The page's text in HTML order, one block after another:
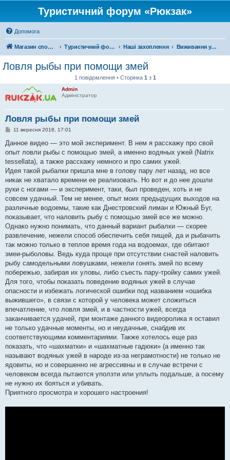
Туристичний форум «Рюкзак»
Допомога
Магазин спорядження Туристичний форум «Рюкзак» Наші захоплення Виживання у дикій природі
Ловля рыбы при помощи змей
1 повідомлення • Сторінка 1 з 1
Admin
Адміністратор
Ловля рыбы при помощи змей
П
в
д
о
л
е
н
я
11 вересня 2018, 17:01
Данное видео — это мой эксперимент. В нем я расскажу про свой
опыт ловли рыбы с помощью змей, а именно водяных ужей (Natrix
tessellata), а также расскажу немного и про самих ужей.
Идея такой рыбалки пришла мне в голову пару лет назад, но все
никак не хватало времени ее реализовать. Но вот и до нее дошли
руки с ногами — и эксперимент, таки, был проведен, хоть и не
совсем удачный. Тем не менее, опыт моих предыдущих выходов на
различные водоемы, такие как Днестровский лиман и Южный Буг,
показывает, что наловить рыбу с помощью змей все же можно.
Однако нужно понимать, что данный вариант рыбалки — скорее
развлечение, нежели способ обеспечить себя пищей, да и рыбачить
так можно только в теплое время года на водоемах, где обитают
змеи-рыболовы. Ведь куда проще при отсутствии снастей наловить
рыбу самодельными ловушками, нежели гонять змей по всему
побережью, забирая их уловы, либо съесть пару-тройку самих ужей.
Для того, чтобы показать поведение водяных ужей в случае
опасности и избежать логической ошибки под названием «ошибка
выжившего», в связи с которой у человека может сложиться
впечатление, что ловля змей, и в частности ужей, всегда
заканчивается удачей, при монтаже данного видеоролика я оставил
не только удачные моменты, но и неудачные, снабдив их
соответствующими комментариями. Также хотелось еще раз
показать, что «шахматки» и «шахматные гадюки» (а именно так
называют водяных ужей в народе из-за неграмотности) не только не
ядовиты, но и совершенно не агрессивны и в случае встречи с
человеком всегда пытаются уползти или уплыть подальше, а посему
не нужно их бояться и убивать.
Приятного просмотра и хорошего настроения!